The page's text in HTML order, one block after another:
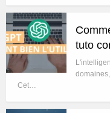
tuto
Cet…